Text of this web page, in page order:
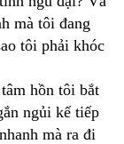
mà tôi đang
tôi phải khóc
hồn tôi bắt
ngủi kế tiếp
mà ra đi